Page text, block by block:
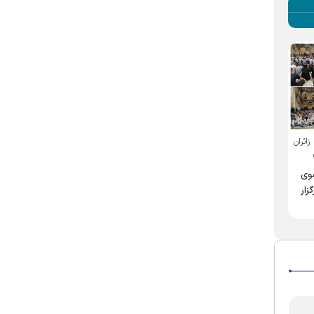
زائران